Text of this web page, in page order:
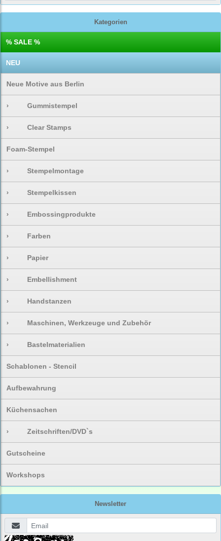
Kategorien
% SALE %
NEU
Neue Motive aus Berlin
› Gummistempel
› Clear Stamps
Foam-Stempel
› Stempelmontage
› Stempelkissen
› Embossingprodukte
› Farben
› Papier
› Embellishment
› Handstanzen
› Maschinen, Werkzeuge und Zubehör
› Bastelmaterialien
Schablonen - Stencil
Aufbewahrung
Küchensachen
› Zeitschriften/DVD`s
Gutscheine
Workshops
Newsletter